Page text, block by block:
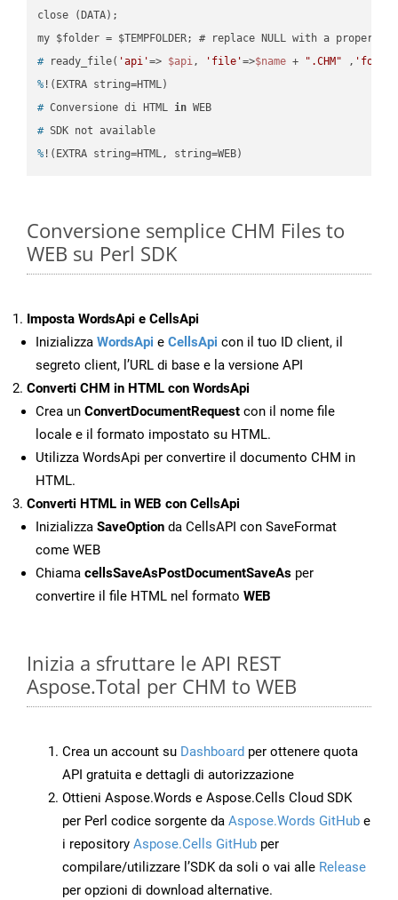
close (DATA);
# ready_file( 'api'=> $api, 'file'=>$name + ".CHM" ,
% !(EXTRA string=HTML)
# Conversione di HTML in WEB
# SDK not available
% !(EXTRA string=HTML, string=WEB)
Conversione semplice CHM Files to
WEB su Perl SDK
Imposta WordsApi e CellsApi
Inizializza WordsApi e CellsApi con il tuo ID client, il
segreto client, l’URL di base e la versione API
Converti CHM in HTML con WordsApi
Crea un ConvertDocumentRequest con il nome file
locale e il formato impostato su HTML.
Utilizza WordsApi per convertire il documento CHM in
HTML.
Converti HTML in WEB con CellsApi
Inizializza SaveOption da CellsAPI con SaveFormat
come WEB
Chiama cellsSaveAsPostDocumentSaveAs per
convertire il file HTML nel formato WEB
Inizia a sfruttare le API REST
Aspose.Total per CHM to WEB
Crea un account su Dashboard per ottenere quota
API gratuita e dettagli di autorizzazione
Ottieni Aspose.Words e Aspose.Cells Cloud SDK
per Perl codice sorgente da Aspose.Words GitHub e
i repository Aspose.Cells GitHub per
compilare/utilizzare l’SDK da soli o vai alle Release
per opzioni di download alternative.